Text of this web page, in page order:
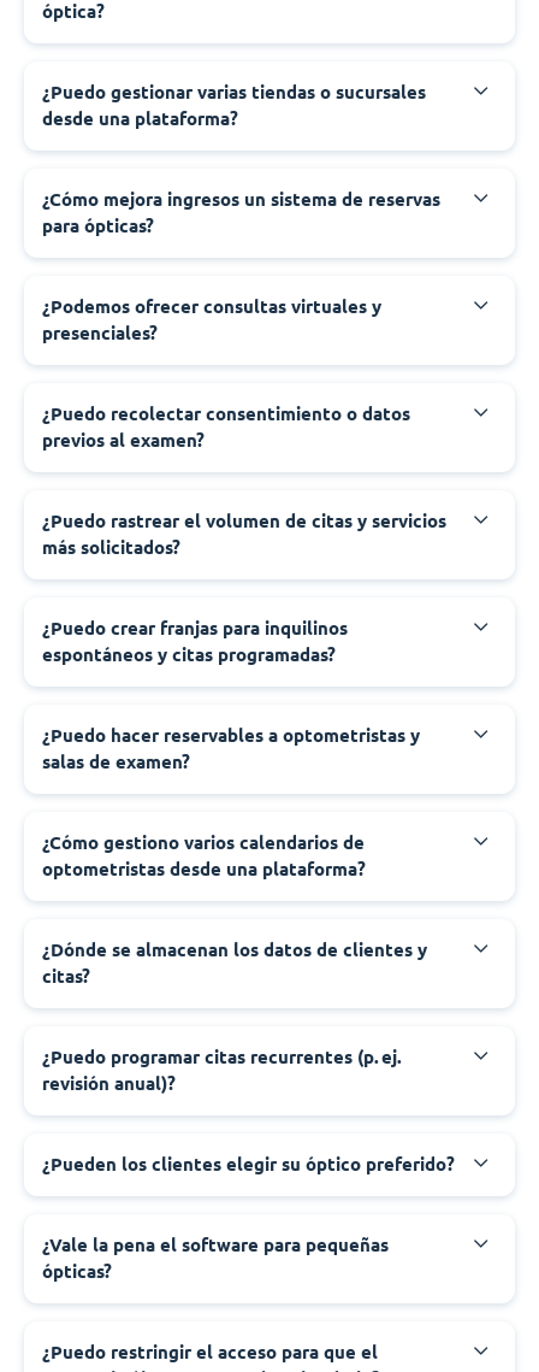
óptica?
¿Puedo gestionar varias tiendas o sucursales
desde una plataforma?
¿Cómo mejora ingresos un sistema de reservas
para ópticas?
¿Podemos ofrecer consultas virtuales y
presenciales?
¿Puedo recolectar consentimiento o datos
previos al examen?
¿Puedo rastrear el volumen de citas y servicios
más solicitados?
¿Puedo crear franjas para inquilinos
espontáneos y citas programadas?
¿Puedo hacer reservables a optometristas y
salas de examen?
¿Cómo gestiono varios calendarios de
optometristas desde una plataforma?
¿Dónde se almacenan los datos de clientes y
citas?
¿Puedo programar citas recurrentes (p. ej.
revisión anual)?
¿Pueden los clientes elegir su óptico preferido?
¿Vale la pena el software para pequeñas
ópticas?
¿Puedo restringir el acceso para que el